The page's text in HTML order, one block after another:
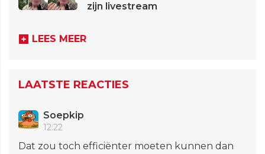
zijn livestream
LEES MEER
LAATSTE REACTIES
Soepkip
12:22
Dat zou toch efficiënter moeten kunnen dan